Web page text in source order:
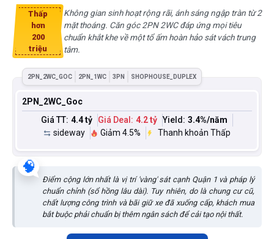
Thấp
hơn
200
triệu
Không gian sinh hoạt rộng rãi, ánh sáng ngập tràn từ 2
mặt thoáng. Căn góc 2PN 2WC đáp ứng mọi tiêu
chuẩn khắt khe về một tổ ấm hoàn hảo sát vách trung
tâm.
2PN_2WC_GOC 2PN_1WC 3PN SHOPHOUSE_DUPLEX
2PN_2WC_Goc
Giá TT: 4.4 tỷ Giá Deal: 4.2 tỷ Yield: 3.4%/năm
sideway
Giảm 4.5% Thanh khoản Thấp
🧠
Điểm cộng lớn nhất là vị trí 'vàng' sát cạnh Quận 1 và pháp lý
chuẩn chỉnh (sổ hồng lâu dài). Tuy nhiên, do là chung cư cũ,
chất lượng công trình và bãi giữ xe đã xuống cấp, khách mua
bắt buộc phải chuẩn bị thêm ngân sách để cải tạo nội thất.